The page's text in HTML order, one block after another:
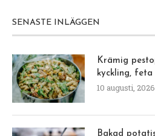
SENASTE INLÄGGEN
Krämig
kyckling,
10 augusti, 2026
Bakad